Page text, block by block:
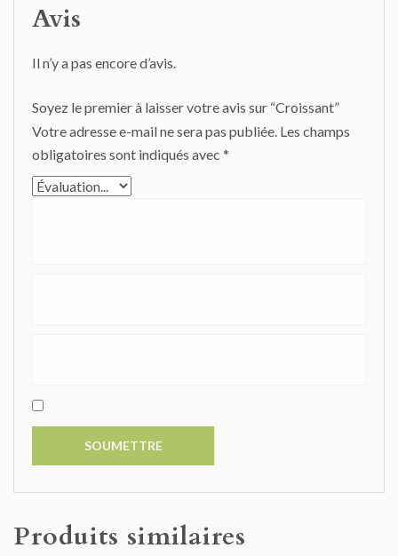
Avis
Il n’y a pas encore d’avis.
Soyez le premier à laisser votre avis sur “Croissant”
Votre adresse e-mail ne sera pas publiée. Les champs
obligatoires sont indiqués avec *
Produits similaires